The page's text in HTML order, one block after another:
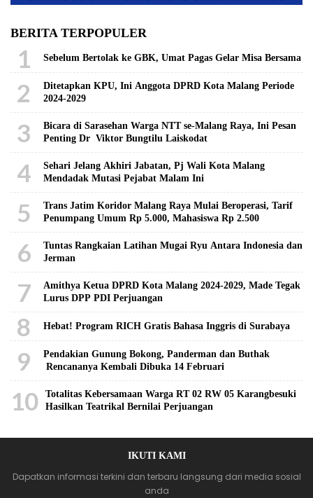
BERITA TERPOPULER
1 Sebelum Bertolak ke GBK, Umat Pagas Gelar Misa Bersama
2
Ditetapkan KPU, Ini Anggota DPRD Kota Malang Periode
2024-2029
3
Bicara di Sarasehan Warga NTT se-Malang Raya, Ini Pesan
Penting Dr Viktor Bungtilu Laiskodat
4
Sehari Jelang Akhiri Jabatan, Pj Wali Kota Malang
Mendadak Mutasi Pejabat Malam Ini
5
Trans Jatim Koridor Malang Raya Mulai Beroperasi, Tarif
Penumpang Umum Rp 5.000, Mahasiswa Rp 2.500
6
Tuntas Rangkaian Latihan Mugai Ryu Antara Indonesia dan
Jerman
7
Amithya Ketua DPRD Kota Malang 2024-2029, Made Tegak
Lurus DPP PDI Perjuangan
8 Hebat! Program RICH Gratis Bahasa Inggris di Surabaya
9
Pendakian Gunung Bokong, Panderman dan Buthak
Rencananya Kembali Dibuka 14 Februari
10
Totalitas Kebersamaan Warga RT 02 RW 05 Karangbesuki
Hasilkan Teatrikal Bernilai Perjuangan
IKUTI KAMI
Dapatkan informasi terkini dan terbaru langsung dari media sosial
anda